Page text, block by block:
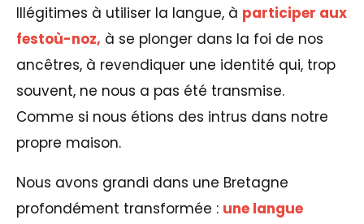
Illégitimes à utiliser la langue, à participer aux
festoù-noz, à se plonger dans la foi de nos
ancêtres, à revendiquer une identité qui, trop
souvent, ne nous a pas été transmise.
Comme si nous étions des intrus dans notre
propre maison.
Nous avons grandi dans une Bretagne
profondément transformée : une langue